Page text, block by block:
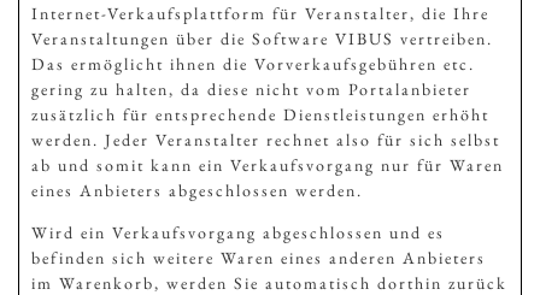
Internet-Verkaufsplattform für Veranstalter, die Ihre
Veranstaltungen über die Software VIBUS vertreiben.
Das ermöglicht ihnen die Vorverkaufsgebühren etc.
gering zu halten, da diese nicht vom Portalanbieter
zusätzlich für entsprechende Dienstleistungen erhöht
werden. Jeder Veranstalter rechnet also für sich selbst
ab und somit kann ein Verkaufsvorgang nur für Waren
eines Anbieters abgeschlossen werden.
Wird ein Verkaufsvorgang abgeschlossen und es
befinden sich weitere Waren eines anderen Anbieters
im Warenkorb, werden Sie automatisch dorthin zurück